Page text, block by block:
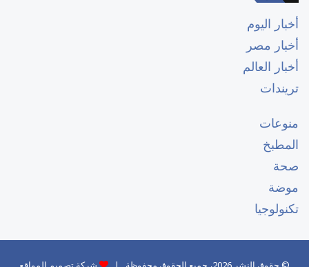
أخبار اليوم
أخبار مصر
أخبار العالم
تريندات
منوعات
المطبخ
صحة
موضة
تكنولوجيا